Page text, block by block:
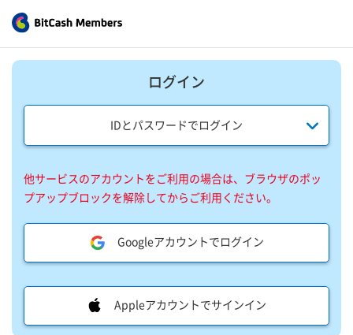
ログイン
IDとパスワードでログイン
他サービスのアカウントをご利用の場合は、ブラウザのポッ
プアップブロックを解除してからご利用ください。
Googleアカウントでログイン
Appleアカウントでサインイン